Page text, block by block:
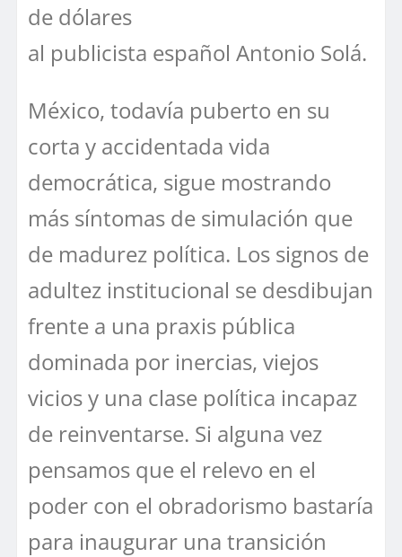
de dólares
al publicista español Antonio Solá.
México, todavía puberto en su
corta y accidentada vida
democrática, sigue mostrando
más síntomas de simulación que
de madurez política. Los signos de
adultez institucional se desdibujan
frente a una praxis pública
dominada por inercias, viejos
vicios y una clase política incapaz
de reinventarse. Si alguna vez
pensamos que el relevo en el
poder con el obradorismo bastaría
para inaugurar una transición